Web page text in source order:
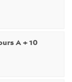
A + 10